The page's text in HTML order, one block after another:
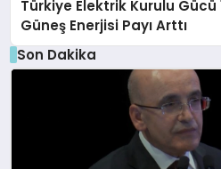
Türkiye Elektrik Kurulu Gücü
Güneş Enerjisi Payı Arttı
Son Dakika